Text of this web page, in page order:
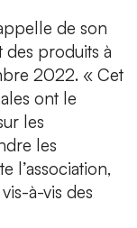
de son
des produits à
2022. « Cet
ont le
les
les
l’association,
à-vis des